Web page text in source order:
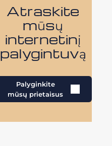
Atraskite
mūsų
internetinį
palygintuvą
Palyginkite
mūsų prietaisus